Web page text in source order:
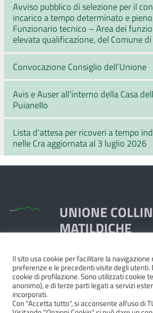
Avviso pubblico di selezione per il
incarico a tempo determinato e
Funzionario tecnico – Area dei
elevata qualificazione, del Comune
Convocazione Consiglio dell’Unione
Avis e Auser all’interno della Casa
Puianello
Lista d’attesa per ricoveri a tempo
nelle Cra aggiornata al 3 luglio 2026
UNIONE
MATILDICHE
Piazza Dante, 1,
42020 Quattro Castella RE
Tel. 0522.249211 - Fax 0522.249298
Pec:unione@pec.collinematildiche.it
Il sito usa cookie per facilitare la navigazione
preferenze e le precedenti visite degli utenti.
cookie di profilazione. Sono utilizzati cookie
anonimo), e di terze parti legati a servizi
incorporati.
Con "Accetta tutto", si acconsente all'uso di